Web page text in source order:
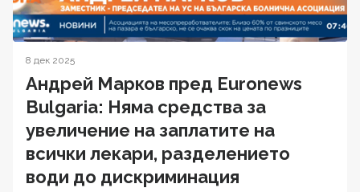
8 дек 2025
Андрей Марков пред Euronews
Bulgaria: Няма средства за
увеличение на заплатите на
всички лекари, разделението
води до дискриминация